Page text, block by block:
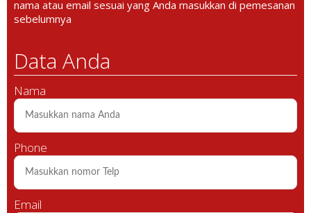
nama atau email sesuai yang Anda masukkan di pemesanan
sebelumnya
Data Anda
Nama
Phone
Email